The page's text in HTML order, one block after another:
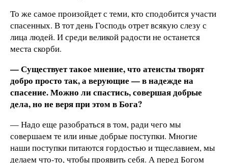
То же самое произойдет с теми, кто сподобится участи
спасенных. В тот день Господь отрет всякую слезу с
лица людей. И среди великой радости не останется
места скорби.
— Существует такое мнение, что атеисты творят
добро просто так, а верующие — в надежде на
спасение. Можно ли спастись, совершая добрые
дела, но не веря при этом в Бога?
— Надо еще разобраться в том, ради чего мы
совершаем те или иные добрые поступки. Многие
наши поступки питаются гордостью и тщеславием, мы
делаем что-то, чтобы проявить себя. А перед Богом